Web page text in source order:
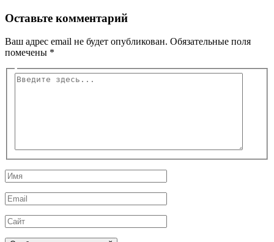
Оставьте комментарий
Ваш адрес email не будет опубликован. Обязательные поля
помечены *
Введите
Имя
Email
Сайт